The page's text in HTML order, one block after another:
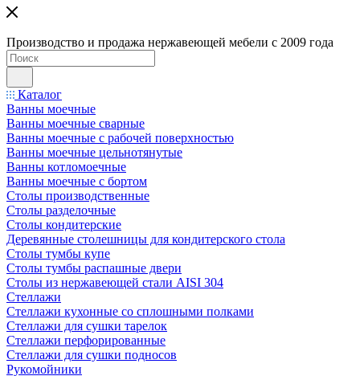
Производство и продажа нержавеющей мебели с 2009 года
Каталог
Ванны моечные
Ванны моечные сварные
Ванны моечные с рабочей поверхностью
Ванны моечные цельнотянутые
Ванны котломоечные
Ванны моечные с бортом
Столы производственные
Столы разделочные
Столы кондитерские
Деревянные столешницы для кондитерского стола
Столы тумбы купе
Столы тумбы распашные двери
Столы из нержавеющей стали AISI 304
Стеллажи
Стеллажи кухонные со сплошными полками
Стеллажи для сушки тарелок
Стеллажи перфорированные
Стеллажи для сушки подносов
Рукомойники